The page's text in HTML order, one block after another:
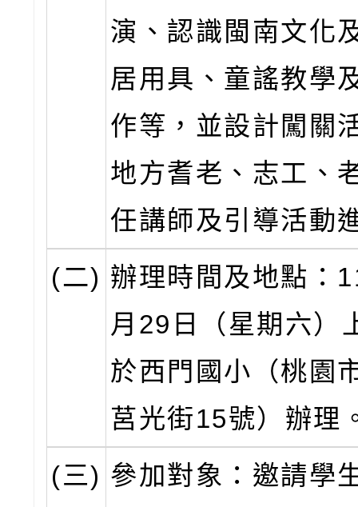
演、認識閩南文化
居用具、童謠教學
作等，並設計闖關
地方耆老、志工、
任講師及引導活動
(二) 辦理時間及地點：
月29日（星期六）
於西門國小（桃園
莒光街15號）辦理
(三) 參加對象：邀請學